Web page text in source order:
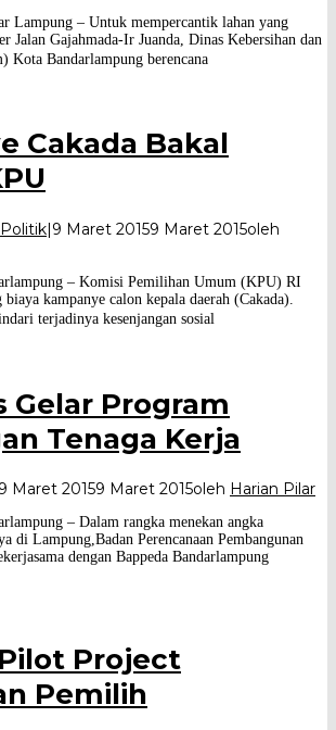
Lampung – Untuk mempercantik lahan yang
Jalan Gajahmada-Ir Juanda, Dinas Kebersihan dan
Kota Bandarlampung berencana
Cakada Bakal
Politik|9 Maret 20159 Maret 2015oleh
– Komisi Pemilihan Umum (KPU) RI
biaya kampanye calon kepala daerah (Cakada).
terjadinya kesenjangan sosial
Gelar Program
Tenaga Kerja
9 Maret 20159 Maret 2015oleh Harian Pilar
– Dalam rangka menekan angka
di Lampung,Badan Perencanaan Pembangunan
dengan Bappeda Bandarlampung
Project
Pemilih